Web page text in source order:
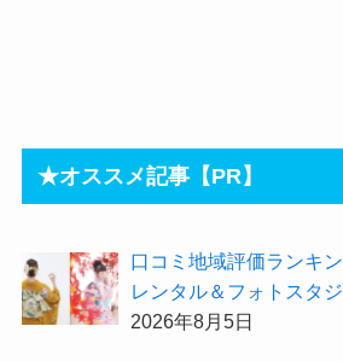
★オススメ記事【PR】
⼝コミ地域評価ランキ
レンタル＆フォトスタ
ス」がお得な『2026年8
2026年8月5日